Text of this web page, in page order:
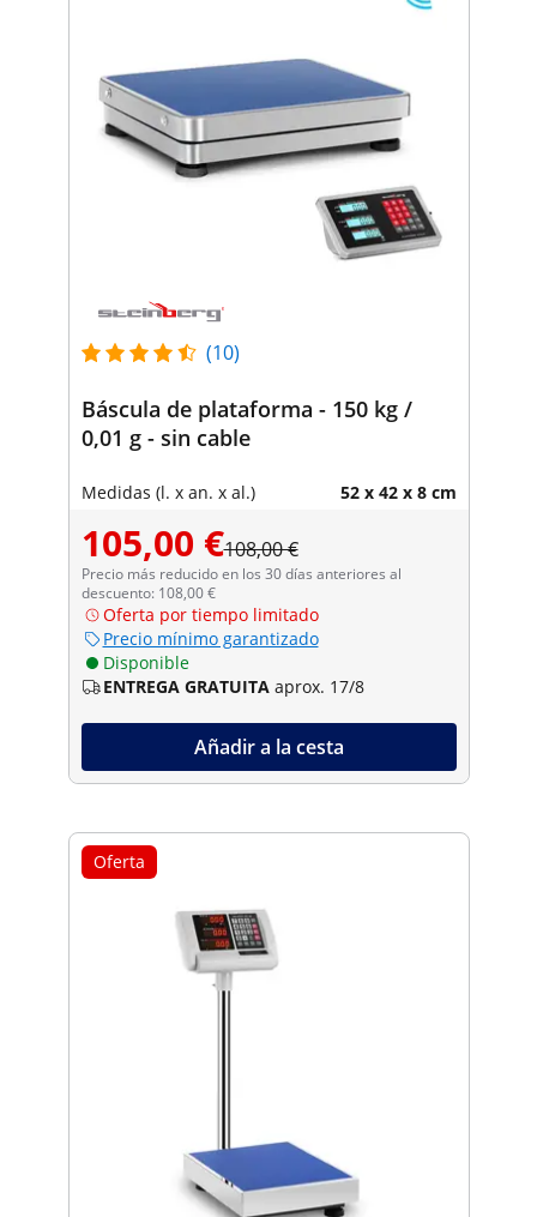
(10)
Báscula de plataforma - 150 kg /
0,01 g - sin cable
Medidas (l. x an. x al.) 52 x 42 x 8 cm
105,00 €108,00 €
Precio más reducido en los 30 días anteriores al
descuento: 108,00 €
Oferta por tiempo limitado
Precio mínimo garantizado
Disponible
ENTREGA GRATUITA aprox. 17/8
Añadir a la cesta
Oferta